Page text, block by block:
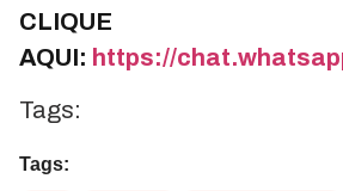
CLIQUE
AQUI: https://
Tags:
Tags: